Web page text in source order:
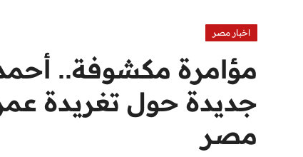
منوعات
اخبار مصر
مؤامرة مكشوفة..
جديدة حول تغريدة
مصر